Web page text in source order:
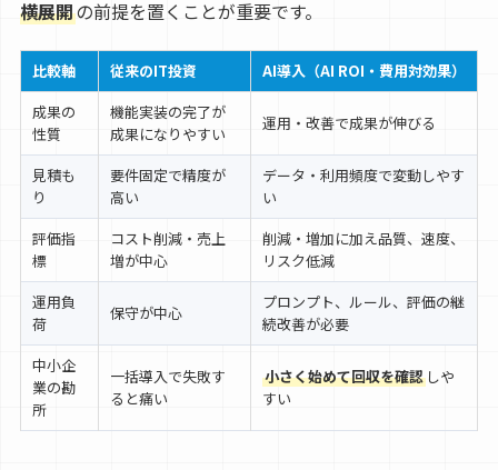
横展開の前提を置くことが重要です。
比較軸 従来のIT投資
AI導入（AI ROI・費用対効果）
成果の
性質
機能実装の完了が
成果になりやすい
運用・改善で成果が伸びる
見積も
り
要件固定で精度が
高い
データ・利用頻度で変動しやす
い
評価指
標
コスト削減・売上
増が中心
削減・増加に加え品質、速度、
リスク低減
運用負
荷
保守が中心
プロンプト、ルール、評価の継
続改善が必要
中小企
業の勘
所
一括導入で失敗す
ると痛い
小さく始めて回収を確認しや
すい